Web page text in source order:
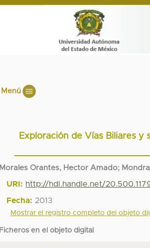
Menú
Exploración de Vías Biliares
Morales Orantes, Hector Amado;
URI: http://hdl.handle.net/
Fecha: 2013
Mostrar el registro completo del objeto
Ficheros en el objeto digital